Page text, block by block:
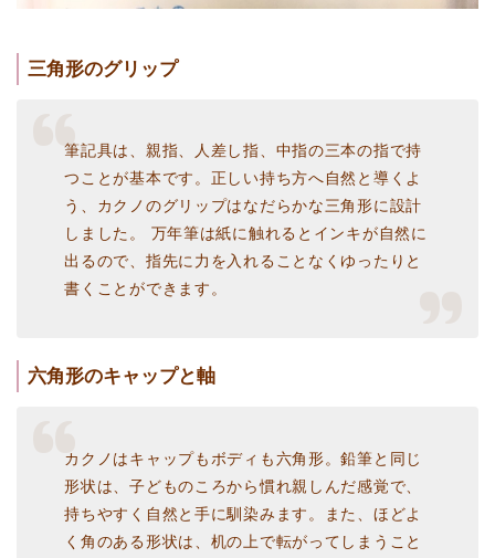
三角形のグリップ
筆記具は、親指、人差し指、中指の三本の指で持
つことが基本です。正しい持ち方へ自然と導くよ
う、カクノのグリップはなだらかな三角形に設計
しました。 万年筆は紙に触れるとインキが自然に
出るので、指先に力を入れることなくゆったりと
書くことができます。
六角形のキャップと軸
カクノはキャップもボディも六角形。鉛筆と同じ
形状は、子どものころから慣れ親しんだ感覚で、
持ちやすく自然と手に馴染みます。また、ほどよ
く角のある形状は、机の上で転がってしまうこと